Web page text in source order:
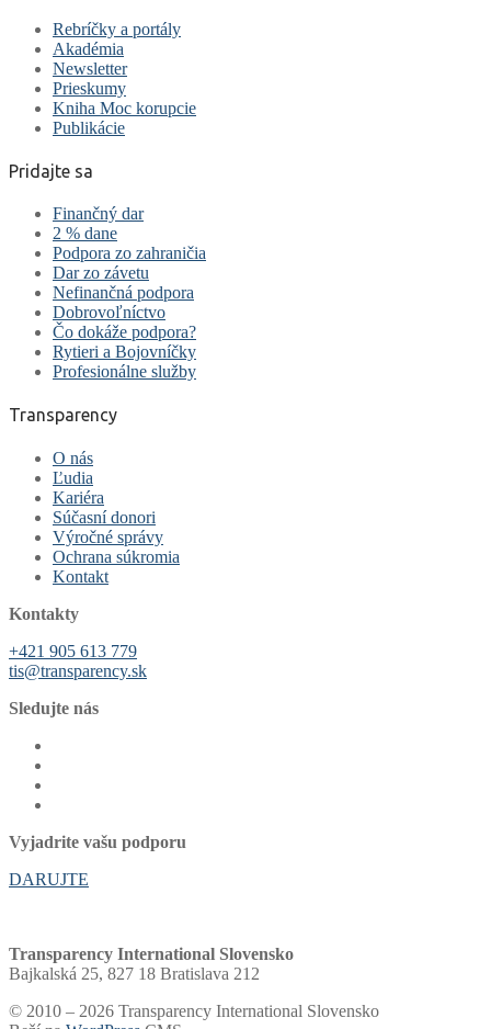
Rebríčky a portály
Akadémia
Newsletter
Prieskumy
Kniha Moc korupcie
Publikácie
Pridajte sa
Finančný dar
2 % dane
Podpora zo zahraničia
Dar zo závetu
Nefinančná podpora
Dobrovoľníctvo
Čo dokáže podpora?
Rytieri a Bojovníčky
Profesionálne služby
Transparency
O nás
Ľudia
Kariéra
Súčasní donori
Výročné správy
Ochrana súkromia
Kontakt
Kontakty
+421 905 613 779
tis@transparency.sk
Sledujte nás
Vyjadrite vašu podporu
DARUJTE
Transparency International Slovensko
Bajkalská 25, 827 18 Bratislava 212
© 2010 – 2026 Transparency International Slovensko